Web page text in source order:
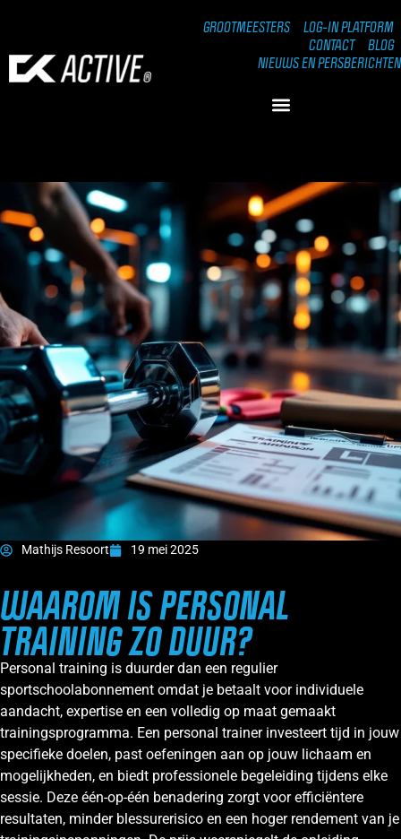
GROOTMEESTERS
LOG-IN PLATFORM
CONTACT
BLOG
NIEUWS EN PERSBERICHTEN
Mathijs Resoort 19 mei 2025
WAAROM IS PERSONAL
TRAINING ZO DUUR?
Personal training is duurder dan een regulier
sportschoolabonnement omdat je betaalt voor individuele
aandacht, expertise en een volledig op maat gemaakt
trainingsprogramma. Een personal trainer investeert tijd in jouw
specifieke doelen, past oefeningen aan op jouw lichaam en
mogelijkheden, en biedt professionele begeleiding tijdens elke
sessie. Deze één-op-één benadering zorgt voor efficiëntere
resultaten, minder blessurerisico en een hoger rendement van je